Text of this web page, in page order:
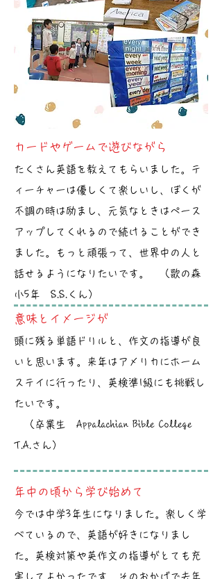
カードやゲームで遊びながら
たくさん英語を教えてもらいました。テ
ィーチャーは優しくて楽しいし、ぼくが
不調の時は励まし、元気なときはペース
アップしてくれるので続けることができ
ました。もっと頑張って、世界中の人と
話せるようになりたいです。 （歌の森
小5年 S.S.くん）
意味とイメージが
頭に残る単語ドリルと、作文の指導が良
いと思います。来年はアメリカにホーム
ステイに行ったり、英検準1級にも挑戦し
たいです。
（卒業生 Appalachian Bible College
T.A.さん）
年中の頃から学び始めて
今では中学3年生になりました。楽しく学
べているので、英語が好きになりまし
た。英検対策や英作文の指導がとても充
実してよかったです。そのおかげで去年